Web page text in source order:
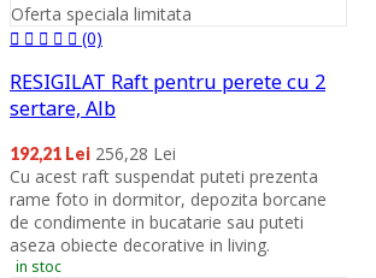
Oferta speciala limitata
(0)
RESIGILAT Raft pentru perete cu 2
sertare, Alb
192,21 Lei 256,28 Lei
Cu acest raft suspendat puteti prezenta
rame foto in dormitor, depozita borcane
de condimente in bucatarie sau puteti
aseza obiecte decorative in living.
in stoc